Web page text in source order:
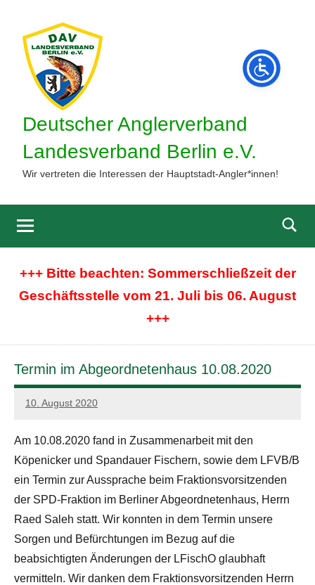
springen
Deutscher Anglerverband
Landesverband Berlin e.V.
Wir vertreten die Interessen der Hauptstadt-Angler*innen!
+++ Bitte beachten: Sommerschließzeit der
Geschäftsstelle vom 21. Juli bis 06. August
+++
Termin im Abgeordnetenhaus 10.08.2020
10. August 2020
admin
Am 10.08.2020 fand in Zusammenarbeit mit den
Köpenicker und Spandauer Fischern, sowie dem LFVB/B
ein Termin zur Aussprache beim Fraktionsvorsitzenden
der SPD-Fraktion im Berliner Abgeordnetenhaus, Herrn
Raed Saleh statt. Wir konnten in dem Termin unsere
Sorgen und Befürchtungen im Bezug auf die
beabsichtigten Änderungen der LFischO glaubhaft
vermitteln. Wir danken dem Fraktionsvorsitzenden Herrn